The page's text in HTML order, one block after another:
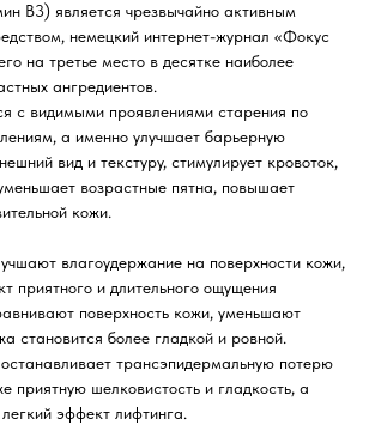
В3) является чрезвычайно активным
немецкий интернет-журнал «Фокус
на третье место в десятке наиболее
ангредиентов.
с видимыми проявлениями старения по
а именно улучшает барьерную
вид и текстуру, стимулирует кровоток,
возрастные пятна, повышает
кожи.
влагоудержание на поверхности кожи,
приятного и длительного ощущения
поверхность кожи, уменьшают
становится более гладкой и ровной.
трансэпидермальную потерю
приятную шелковистость и гладкость, а
эффект лифтинга.